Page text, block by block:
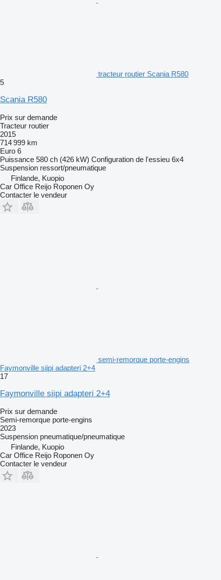
tracteur routier Scania R580
5
Scania R580
Prix sur demande
Tracteur routier
2015
714 999 km
Euro 6
Puissance 580 ch (426 kW) Configuration de l'essieu 6x4
Suspension ressort/pneumatique
Finlande, Kuopio
Car Office Reijo Roponen Oy
Contacter le vendeur
semi-remorque porte-engins
Faymonville siipi adapteri 2+4
17
Faymonville siipi adapteri 2+4
Prix sur demande
Semi-remorque porte-engins
2023
Suspension pneumatique/pneumatique
Finlande, Kuopio
Car Office Reijo Roponen Oy
Contacter le vendeur